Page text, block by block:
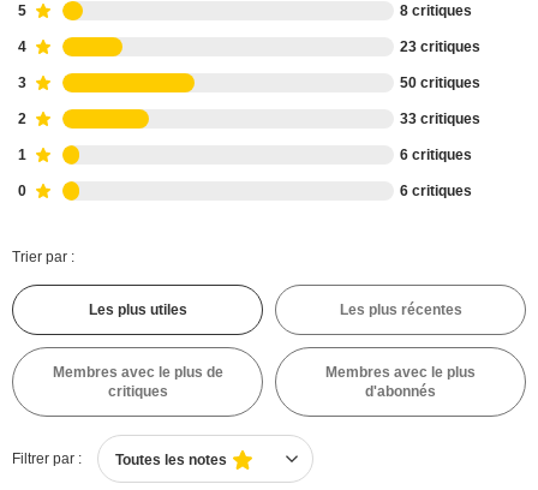
5 8 critiques
4 23 critiques
3 50 critiques
2 33 critiques
1 6 critiques
0 6 critiques
Trier par :
Les plus utiles Les plus récentes
Membres avec le plus de
critiques
Membres avec le plus
d'abonnés
Filtrer par : Toutes les notes